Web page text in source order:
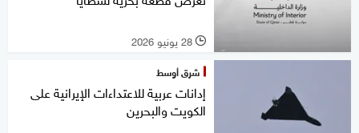
l 28 يونيو 2026
شرق أوسط
إدانات عربية للاعتداءات الإيرانية على
الكويت والبحرين